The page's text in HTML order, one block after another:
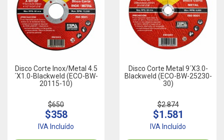
Disco Corte Inox/Metal 4.5
´x1.0-Blackweld (ECO-BW-
20115-10)
$650
$358
IVA Incluído
Disco Corte Metal 9´x3.0-
Blackweld (ECO-BW-25230-
30)
$2.874
$1.581
IVA Incluído